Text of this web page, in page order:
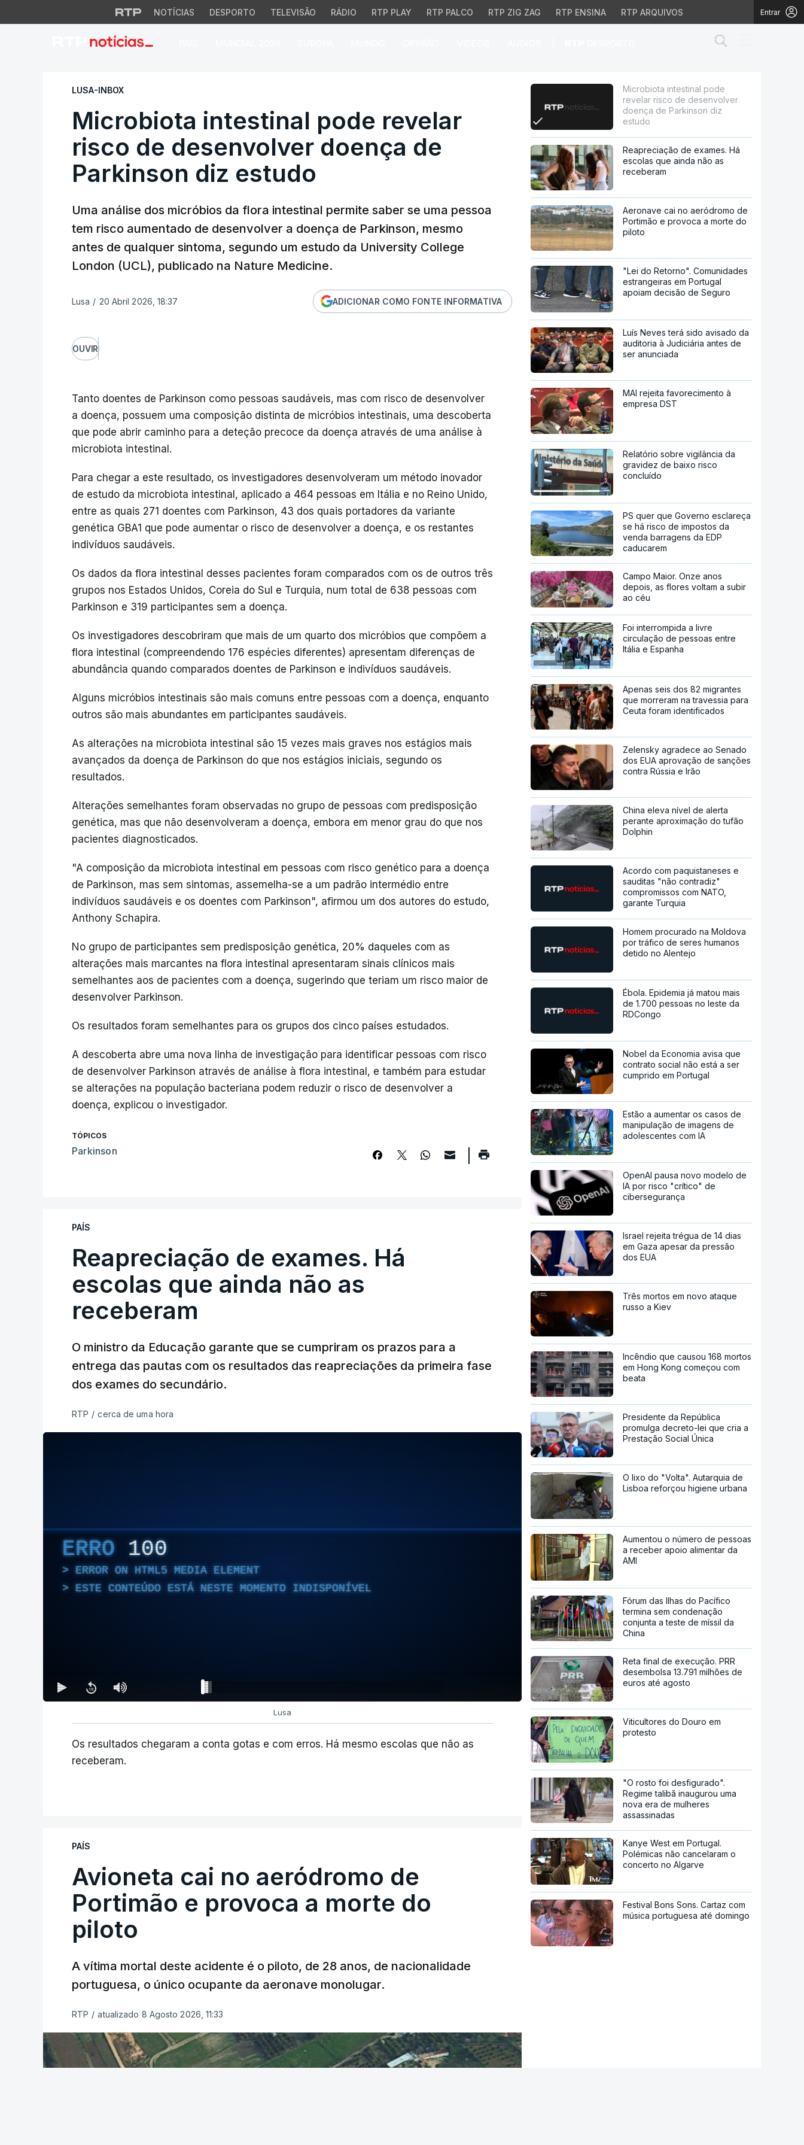
NOTÍCIAS DESPORTO TELEVISÃO RÁDIO RTP PLAY RTP PALCO RTP ZIG ZAG RTP ENSINA RTP ARQUIVOS Entrar
Microbiota intestinal pode revelar risco de desenvolver doença
LUSA-INBOX
Microbiota intestinal pode revelar
risco de desenvolver doença de
Parkinson diz estudo
Uma análise dos micróbios da flora intestinal permite saber se uma pessoa
tem risco aumentado de desenvolver a doença de Parkinson, mesmo
antes de qualquer sintoma, segundo um estudo da University College
London (UCL), publicado na Nature Medicine.
Lusa / 20 Abril 2026, 18:37 ADICIONAR COMO FONTE INFORMATIVA
OUVIR
Tanto doentes de Parkinson como pessoas saudáveis, mas com risco de desenvolver
a doença, possuem uma composição distinta de micróbios intestinais, uma descoberta
que pode abrir caminho para a deteção precoce da doença através de uma análise à
microbiota intestinal.
Para chegar a este resultado, os investigadores desenvolveram um método inovador
de estudo da microbiota intestinal, aplicado a 464 pessoas em Itália e no Reino Unido,
entre as quais 271 doentes com Parkinson, 43 dos quais portadores da variante
genética GBA1 que pode aumentar o risco de desenvolver a doença, e os restantes
indivíduos saudáveis.
Os dados da flora intestinal desses pacientes foram comparados com os de outros três
grupos nos Estados Unidos, Coreia do Sul e Turquia, num total de 638 pessoas com
Parkinson e 319 participantes sem a doença.
Os investigadores descobriram que mais de um quarto dos micróbios que compõem a
flora intestinal (compreendendo 176 espécies diferentes) apresentam diferenças de
abundância quando comparados doentes de Parkinson e indivíduos saudáveis.
Alguns micróbios intestinais são mais comuns entre pessoas com a doença, enquanto
outros são mais abundantes em participantes saudáveis.
As alterações na microbiota intestinal são 15 vezes mais graves nos estágios mais
avançados da doença de Parkinson do que nos estágios iniciais, segundo os
resultados.
Alterações semelhantes foram observadas no grupo de pessoas com predisposição
genética, mas que não desenvolveram a doença, embora em menor grau do que nos
pacientes diagnosticados.
"A composição da microbiota intestinal em pessoas com risco genético para a doença
de Parkinson, mas sem sintomas, assemelha-se a um padrão intermédio entre
indivíduos saudáveis e os doentes com Parkinson", afirmou um dos autores do estudo,
Anthony Schapira.
No grupo de participantes sem predisposição genética, 20% daqueles com as
alterações mais marcantes na flora intestinal apresentaram sinais clínicos mais
semelhantes aos de pacientes com a doença, sugerindo que teriam um risco maior de
desenvolver Parkinson.
Os resultados foram semelhantes para os grupos dos cinco países estudados.
A descoberta abre uma nova linha de investigação para identificar pessoas com risco
de desenvolver Parkinson através de análise à flora intestinal, e também para estudar
se alterações na população bacteriana podem reduzir o risco de desenvolver a
doença, explicou o investigador.
TÓPICOS
Parkinson
PAÍS
Reapreciação de exames. Há
escolas que ainda não as
receberam
O ministro da Educação garante que se cumpriram os prazos para a
entrega das pautas com os resultados das reapreciações da primeira fase
dos exames do secundário.
RTP / cerca de uma hora
ERRO 100
ERROR ON HTML5 MEDIA ELEMENT
ESTE CONTEÚDO ESTÁ NESTE MOMENTO INDISPONÍVEL
Lusa
Os resultados chegaram a conta gotas e com erros. Há mesmo escolas que não as
receberam.
PAÍS
Avioneta cai no aeródromo de
Portimão e provoca a morte do
piloto
A vítima mortal deste acidente é o piloto, de 28 anos, de nacionalidade
portuguesa, o único ocupante da aeronave monolugar.
RTP / atualizado 8 Agosto 2026, 11:33
Microbiota intestinal pode
revelar risco de desenvolver
doença de Parkinson diz
estudo
Reapreciação de exames. Há
escolas que ainda não as
receberam
Aeronave cai no aeródromo de
Portimão e provoca a morte do
piloto
"Lei do Retorno". Comunidades
estrangeiras em Portugal
apoiam decisão de Seguro
Luís Neves terá sido avisado da
auditoria à Judiciária antes de
ser anunciada
MAI rejeita favorecimento à
empresa DST
Relatório sobre vigilância da
gravidez de baixo risco
concluído
PS quer que Governo esclareça
se há risco de impostos da
venda barragens da EDP
caducarem
Campo Maior. Onze anos
depois, as flores voltam a subir
ao céu
Foi interrompida a livre
circulação de pessoas entre
Itália e Espanha
Apenas seis dos 82 migrantes
que morreram na travessia para
Ceuta foram identificados
Zelensky agradece ao Senado
dos EUA aprovação de sanções
contra Rússia e Irão
China eleva nível de alerta
perante aproximação do tufão
Dolphin
Acordo com paquistaneses e
sauditas "não contradiz"
compromissos com NATO,
garante Turquia
Homem procurado na Moldova
por tráfico de seres humanos
detido no Alentejo
Ébola. Epidemia já matou mais
de 1.700 pessoas no leste da
RDCongo
Nobel da Economia avisa que
contrato social não está a ser
cumprido em Portugal
Estão a aumentar os casos de
manipulação de imagens de
adolescentes com IA
OpenAI pausa novo modelo de
IA por risco "crítico" de
cibersegurança
Israel rejeita trégua de 14 dias
em Gaza apesar da pressão
dos EUA
Três mortos em novo ataque
russo a Kiev
Incêndio que causou 168 mortos
em Hong Kong começou com
beata
Presidente da República
promulga decreto-lei que cria a
Prestação Social Única
O lixo do "Volta". Autarquia de
Lisboa reforçou higiene urbana
Aumentou o número de pessoas
a receber apoio alimentar da
AMI
Fórum das Ilhas do Pacífico
termina sem condenação
conjunta a teste de míssil da
China
Reta final de execução. PRR
desembolsa 13.791 milhões de
euros até agosto
Viticultores do Douro em
protesto
"O rosto foi desfigurado".
Regime talibã inaugurou uma
nova era de mulheres
assassinadas
Kanye West em Portugal.
Polémicas não cancelaram o
concerto no Algarve
Festival Bons Sons. Cartaz com
música portuguesa até domingo